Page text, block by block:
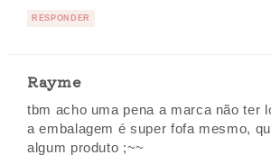
RESPONDER
Rayme
tbm acho uma pena a marca não ter
a embalagem é super fofa mesmo,
algum produto ;~~